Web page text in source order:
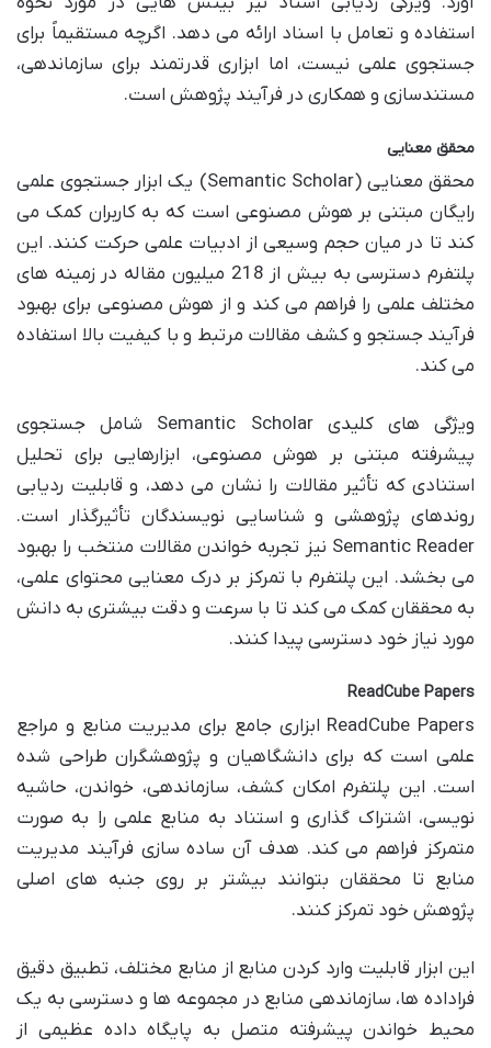
استفاده و تعامل با اسناد ارائه می دهد. اگرچه مستقیماً برای
جستجوی علمی نیست، اما ابزاری قدرتمند برای سازماندهی،
مستندسازی و همکاری در فرآیند پژوهش است.
محقق معنایی
محقق معنایی (Semantic Scholar) یک ابزار جستجوی علمی
رایگان مبتنی بر هوش مصنوعی است که به کاربران کمک می
کند تا در میان حجم وسیعی از ادبیات علمی حرکت کنند. این
پلتفرم دسترسی به بیش از 218 میلیون مقاله در زمینه های
مختلف علمی را فراهم می کند و از هوش مصنوعی برای بهبود
فرآیند جستجو و کشف مقالات مرتبط و با کیفیت بالا استفاده
می کند.
ویژگی های کلیدی Semantic Scholar شامل جستجوی
پیشرفته مبتنی بر هوش مصنوعی، ابزارهایی برای تحلیل
استنادی که تأثیر مقالات را نشان می دهد، و قابلیت ردیابی
روندهای پژوهشی و شناسایی نویسندگان تأثیرگذار است.
Semantic Reader نیز تجربه خواندن مقالات منتخب را بهبود
می بخشد. این پلتفرم با تمرکز بر درک معنایی محتوای علمی،
به محققان کمک می کند تا با سرعت و دقت بیشتری به دانش
مورد نیاز خود دسترسی پیدا کنند.
ReadCube Papers
ReadCube Papers ابزاری جامع برای مدیریت منابع و مراجع
علمی است که برای دانشگاهیان و پژوهشگران طراحی شده
است. این پلتفرم امکان کشف، سازماندهی، خواندن، حاشیه
نویسی، اشتراک گذاری و استناد به منابع علمی را به صورت
متمرکز فراهم می کند. هدف آن ساده سازی فرآیند مدیریت
منابع تا محققان بتوانند بیشتر بر روی جنبه های اصلی
پژوهش خود تمرکز کنند.
این ابزار قابلیت وارد کردن منابع از منابع مختلف، تطبیق دقیق
فراداده ها، سازماندهی منابع در مجموعه ها و دسترسی به یک
محیط خواندن پیشرفته متصل به پایگاه داده عظیمی از